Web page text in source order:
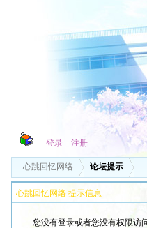
登录 注册
心跳回忆网络 论坛提示
心跳回忆网络 提示信息
您没有登录或者您没有权限访